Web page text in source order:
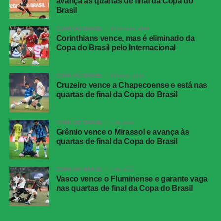
24 minutos. Garro acionou Matheus Bidu, que levantou a
cabeça e cruzou na medida para Pedro Raul. O atacante
apareceu livre de marcação na segunda trave e testou
para colocar os donos da casa novamente na frente do
placar.
A equipe alvinegra quase fez o terceiro aos 40 minutos.
Após cobrança de escanteio, a defesa do Internacional
desviou e viu a bola sobrar com Matheuzinho, que
arriscou de longe. A bola explodiu na trave e se perdeu
pela linha de fundo.
Próximos jogos
Bragantino x Corinthians (22ª rodada do Brasileirão)
Data e horário:09/08 (domingo), às 18h30 (de
Brasília)
Brasil
COPA DO BRASIL 25 minutos atrás
Corinthians vence, mas é eliminado da
Copa do Brasil pelo Internacional
COPA DO BRASIL 24 horas atrás
Cruzeiro vence a Chapecoense e está nas
quartas de final da Copa do Brasil
COPA DO BRASIL 1 dia atrás
Grêmio vence o Mirassol e avança às
quartas de final da Copa do Brasil
COPA DO BRASIL 1 dia atrás
Vasco vence o Fluminense e garante vaga
nas quartas de final da Copa do Brasil